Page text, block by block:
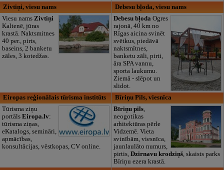
Zivtiņi, viesu nams
Viesu nams Zivtiņi
Kaltenē, jūras
krastā. Naktsmitnes
40 per., pirts,
baseins, 2 banketu
zāles, 3 kotedžas.
Debesu bļoda, viesu nams
Debesu bļoda Ogres
rajonā, 40 km no
Rīgas aicina svinēt
svētkus, piedāvā
naktsmītnes,
banketu zāli, pirti,
āra SPA vannu,
sporta laukumu.
Ziemā - slēpot un
slidot.
Eiropas reģionālais tūrisma institūts
Tūrisma ziņu
portāls Eiropa.lv:
tūrisma ziņas,
eKatalogs, semināri,
apmācības,
konsultācijas, vēstkopas, CV online.
Bīriņu Pils, viesnīca
Bīriņu pils,
neogotikas
arhitektūras pērle
Vidzemē. Vieta
svinībām, viesnīca,
jaunlaulāto numurs,
pirtis,Dzirnavu krodziņš, skaists parks
Bīriņu ezera krastā.